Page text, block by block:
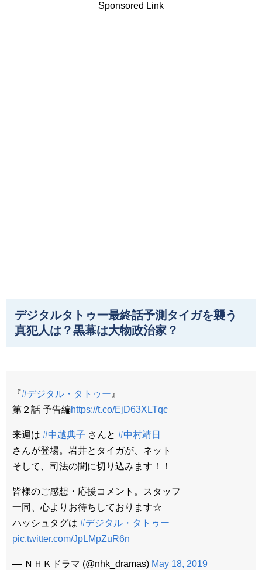
Sponsored Link
デジタルタトゥー最終話予測タイガを襲う
真犯人は？黒幕は大物政治家？
『#デジタル・タトゥー 』
第２話 予告編https://t.co/EjD63XLTqc
来週は #中越典子 さんと #中村靖日
さんが登場。岩井とタイガが、ネット
そして、司法の闇に切り込みます！！
皆様のご感想・応援コメント。スタッフ
一同、心よりお待ちしております☆
ハッシュタグは #デジタル・タトゥー
pic.twitter.com/JpLMpZuR6n
— ＮＨＫドラマ (@nhk_dramas) May 18, 2019